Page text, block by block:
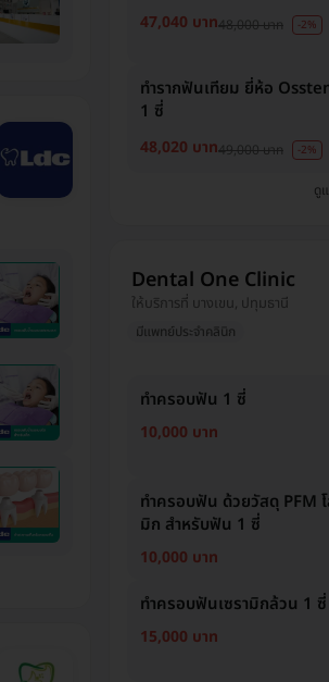
47,040 บาท48,000 บาท -2%
ทำรากฟันเทียม ยี่ห้อ
1 ซี่
48,020 บาท49,000 บาท -2%
ดู
Dental One Clinic
ให้บริการที่ บางเขน, ปทุมธานี
มีแพทย์ประจำคลินิก
ทำครอบฟัน 1 ซี่
10,000 บาท
ทำครอบฟัน ด้วยวัสดุ PFM โ
มิก สำหรับฟัน 1 ซี่
10,000 บาท
ทำครอบฟันเซรามิกล้วน 1 ซี่
15,000 บาท